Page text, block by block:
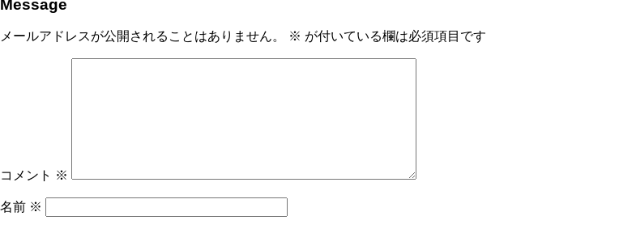
Message
メールアドレスが公開されることはありません。 ※ が付いている欄は必須項目です
コメント ※
名前 ※